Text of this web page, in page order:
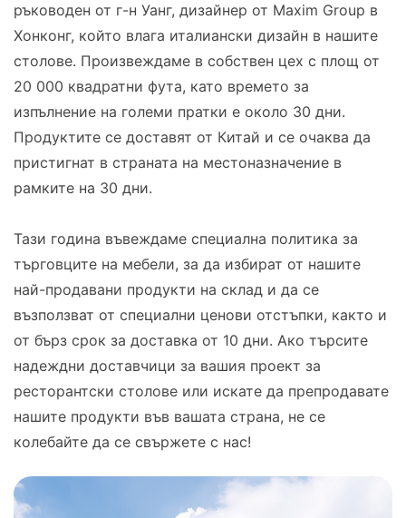
ръководен от г-н Уанг, дизайнер от Maxim Group в
Хонконг, който влага италиански дизайн в нашите
столове. Произвеждаме в собствен цех с площ от
20 000 квадратни фута, като времето за
изпълнение на големи пратки е около 30 дни.
Продуктите се доставят от Китай и се очаква да
пристигнат в страната на местоназначение в
рамките на 30 дни.
Тази година въвеждаме специална политика за
търговците на мебели, за да избират от нашите
най-продавани продукти на склад и да се
възползват от специални ценови отстъпки, както и
от бърз срок за доставка от 10 дни. Ако търсите
надеждни доставчици за вашия проект за
ресторантски столове или искате да препродавате
нашите продукти във вашата страна, не се
колебайте да се свържете с нас!